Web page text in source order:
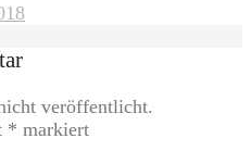
veröffentlicht.
* markiert